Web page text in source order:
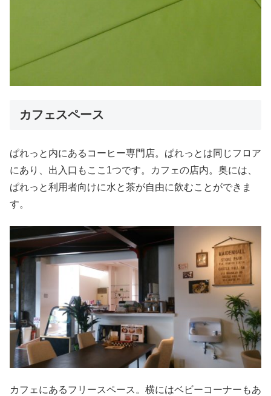
カフェスペース
ぱれっと内にあるコーヒー専門店。ぱれっとは同じフロア
にあり、出入口もここ1つです。カフェの店内。奥には、
ぱれっと利用者向けに水と茶が自由に飲むことができま
す。
カフェにあるフリースペース。横にはベビーコーナーもあ